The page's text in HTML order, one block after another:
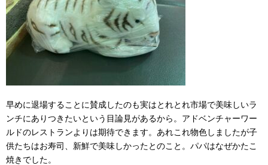
早めに退場することに賛成したのも実はとれとれ市場で美味しいラ
ンチにありつきたいという目論見があるから。アドベンチャーワー
ルドのレストランよりは期待できます。あれこれ物色しましたが子
供たちはお寿司、新鮮で美味しかったとのこと。パパはなぜかたこ
焼きでした。